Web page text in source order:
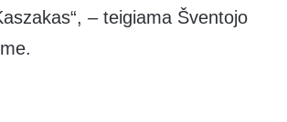
– teigiama Šventojo